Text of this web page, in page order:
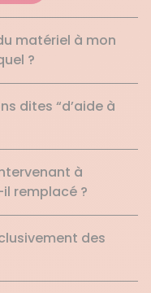
matériel à mon
?
dites “d’aide à
à
remplacé ?
des